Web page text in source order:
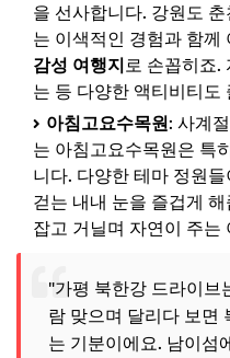
을 선사합니다. 강원도
는 이색적인 경험과 함께
감성 여행지 로 손꼽히죠.
는 등 다양한 액티비티도
아침고요수목원: 사계
는 아침고요수목원은 특
니다. 다양한 테마 정원
걷는 내내 눈을 즐겁게
잡고 거닐며 자연이 주는
"가평 북한강 드라이브
람 맞으며 달리다 보면
는 기분이에요. 남이섬